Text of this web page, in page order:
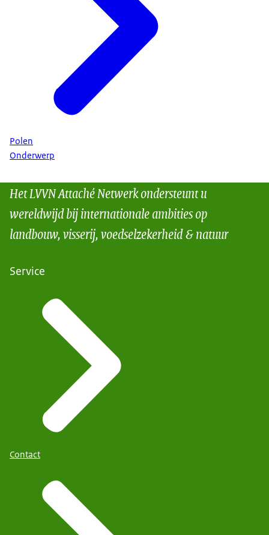
Polen
Onderwerp
Het LVVN Attaché Netwerk ondersteunt u
wereldwijd bij internationale ambities op
landbouw, visserij, voedselzekerheid & natuur
Service
Contact